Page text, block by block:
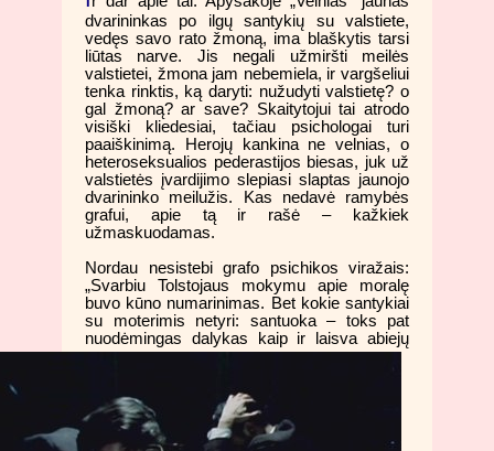
dvarininkas po ilgų santykių su valstiete,
vedęs savo rato žmoną, ima blaškytis tarsi
liūtas narve. Jis negali užmiršti meilės
valstietei, žmona jam nebemiela, ir vargšeliui
tenka rinktis, ką daryti: nužudyti valstietę? o
gal žmoną? ar save? Skaitytojui tai atrodo
visiški kliedesiai, tačiau psichologai turi
paaiškinimą. Herojų kankina ne velnias, o
heteroseksualios pederastijos biesas, juk už
valstietės įvardijimo slepiasi slaptas jaunojo
dvarininko meilužis. Kas nedavė ramybės
grafui, apie tą ir rašė – kažkiek
užmaskuodamas.
Nordau nesistebi grafo psichikos viražais:
„Svarbiu Tolstojaus mokymu apie moralę
buvo kūno numarinimas. Bet kokie santykiai
su moterimis netyri: santuoka – toks pat
nuodėmingas dalykas kaip ir
laisva abiejų